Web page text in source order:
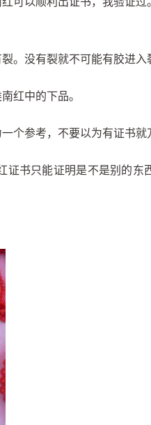
。没有裂就不可能有胶进入
红中的下品。
个参考，不要以为有证书就
证书只能证明是不是别的东